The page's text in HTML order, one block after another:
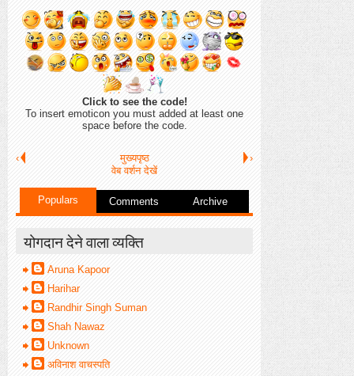
Click to see the code!
To insert emoticon you must added at least one
space before the code.
‹ ›
मुख्यपृष्ठ
वेब वर्शन देखें
Populars Comments Archive
योगदान देने वाला व्यक्ति
Aruna Kapoor
Harihar
Randhir Singh Suman
Shah Nawaz
Unknown
अविनाश वाचस्पति